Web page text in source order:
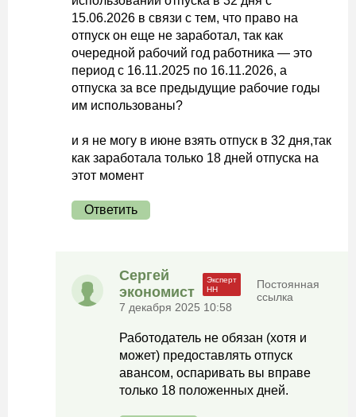
15.06.2026 в связи с тем, что право на
отпуск он еще не заработал, так как
очередной рабочий год работника — это
период с 16.11.2025 по 16.11.2026, а
отпуска за все предыдущие рабочие годы
им использованы?
и я не могу в июне взять отпуск в 32 дня,так
как заработала только 18 дней отпуска на
этот момент
Ответить
Сергей
экономист
7 декабря 2025 10:58
Постоянная
ссылка
Работодатель не обязан (хотя и
может) предоставлять отпуск
авансом, оспаривать вы вправе
только 18 положенных дней.